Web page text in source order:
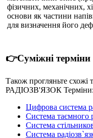
фізичних, механічних,
основи як частини
для визначення його
👉Суміжні терміни
Також прогляньте схожі
РАДIОЗВ'ЯЗОК Терміни:
Цифрова система
Система таємного
Система
Система